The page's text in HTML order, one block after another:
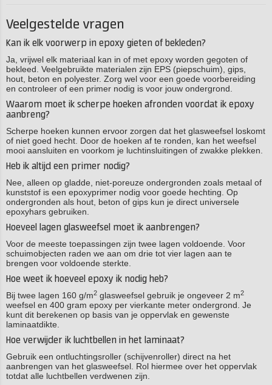
Veelgestelde vragen
Kan ik elk voorwerp in epoxy gieten of bekleden?
Ja, vrijwel elk materiaal kan in of met epoxy worden gegoten of
bekleed. Veelgebruikte materialen zijn EPS (piepschuim), gips,
hout, beton en polyester. Zorg wel voor een goede voorbereiding
en controleer of een primer nodig is voor jouw ondergrond.
Waarom moet ik scherpe hoeken afronden voordat ik epoxy
aanbreng?
Scherpe hoeken kunnen ervoor zorgen dat het glasweefsel loskomt
of niet goed hecht. Door de hoeken af te ronden, kan het weefsel
mooi aansluiten en voorkom je luchtinsluitingen of zwakke plekken.
Heb ik altijd een primer nodig?
Nee, alleen op gladde, niet-poreuze ondergronden zoals metaal of
kunststof is een epoxyprimer nodig voor goede hechting. Op
ondergronden als hout, beton of gips kun je direct universele
epoxyhars gebruiken.
Hoeveel lagen glasweefsel moet ik aanbrengen?
Voor de meeste toepassingen zijn twee lagen voldoende. Voor
schuimobjecten raden we aan om drie tot vier lagen aan te
brengen voor voldoende sterkte.
Hoe weet ik hoeveel epoxy ik nodig heb?
Bij twee lagen 160 g/m2 glasweefsel gebruik je ongeveer 2 m2
weefsel en 400 gram epoxy per vierkante meter ondergrond. Je
kunt dit berekenen op basis van je oppervlak en gewenste
laminaatdikte.
Hoe verwijder ik luchtbellen in het laminaat?
Gebruik een ontluchtingsroller (schijvenroller) direct na het
aanbrengen van het glasweefsel. Rol hiermee over het oppervlak
totdat alle luchtbellen verdwenen zijn.